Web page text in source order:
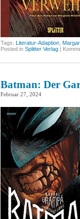
Tags: Literatur-Adaption,
Posted in Splitter Verlag
Batman: Der
Februar 27, 2024